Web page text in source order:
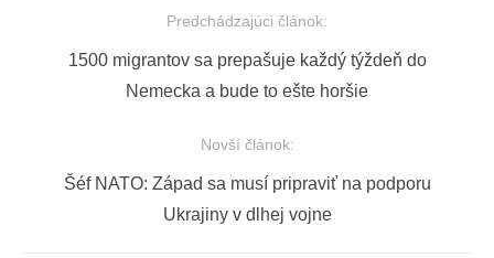
Predchádzajúci článok:
Previous
1500 migrantov sa prepašuje každý týždeň do
Nemecka a bude to ešte horšie
Novší článok:
NextŠéf NATO: Západ sa musí pripraviť na podporu
Ukrajiny v dlhej vojne